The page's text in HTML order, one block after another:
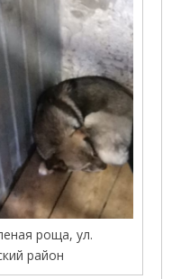
роща, ул.
район